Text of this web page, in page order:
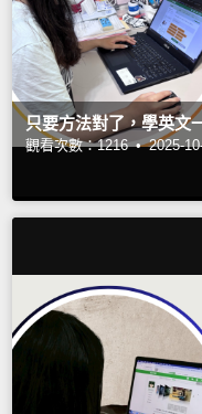
只要方法對了，學英文
觀看次數：1216 • 2025-